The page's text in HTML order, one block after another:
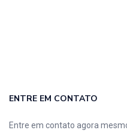
ENTRE EM CONTATO
Entre em contato agora